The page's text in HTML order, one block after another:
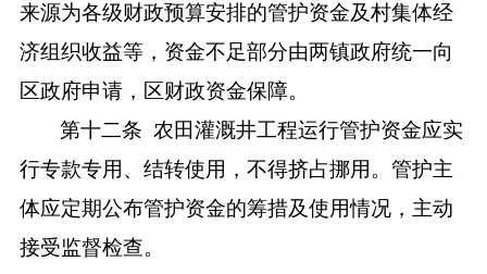
来源为各级财政预算安排的管护资金及村集体经
济组织收益等，资金不足部分由两镇政府统一向
区政府申请，区财政资金保障。
第十二条 农田灌溉井工程运行管护资金应实
行专款专用、结转使用，不得挤占挪用。管护主
体应定期公布管护资金的筹措及使用情况，主动
接受监督检查。